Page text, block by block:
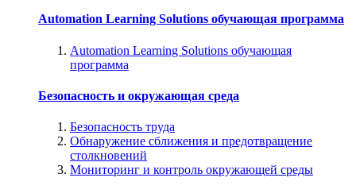
Automation Learning Solutions обучающая программа
Automation Learning Solutions обучающая
программа
Безопасность и окружающая среда
Безопасность труда
Обнаружение сближения и предотвращение
столкновений
Мониторинг и контроль окружающей среды